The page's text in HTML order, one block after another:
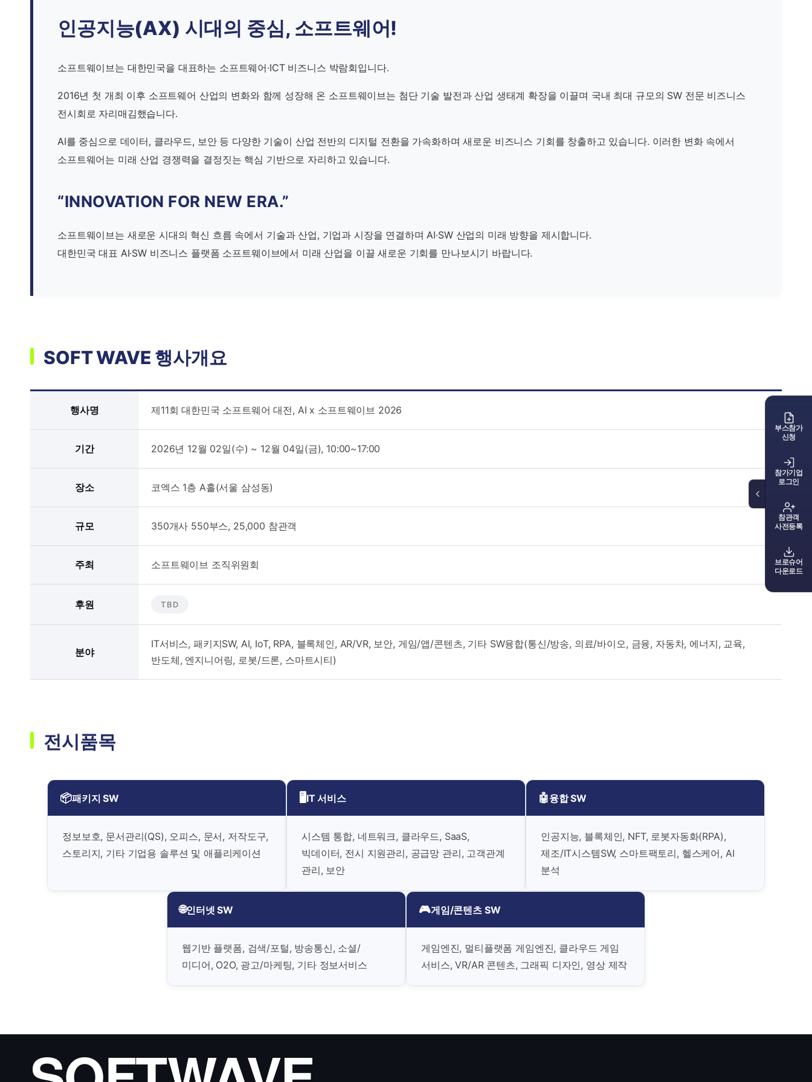
인공지능(AX) 시대의 중심, 소프트웨어!
소프트웨이브는 대한민국을 대표하는 소프트웨어·ICT 비즈니스 박람회입니다.
2016년 첫 개최 이후 소프트웨어 산업의 변화와 함께 성장해 온 소프트웨이브는 첨단 기술 발전과 산업 생태계 확장을 이끌며 국내 최대 규모의 SW 전문 비즈니스
전시회로 자리매김했습니다.
AI를 중심으로 데이터, 클라우드, 보안 등 다양한 기술이 산업 전반의 디지털 전환을 가속화하며 새로운 비즈니스 기회를 창출하고 있습니다. 이러한 변화 속에서
소프트웨어는 미래 산업 경쟁력을 결정짓는 핵심 기반으로 자리하고 있습니다.
“INNOVATION FOR NEW ERA.”
소프트웨이브는 새로운 시대의 혁신 흐름 속에서 기술과 산업, 기업과 시장을 연결하며 AI·SW 산업의 미래 방향을 제시합니다.
대한민국 대표 AI·SW 비즈니스 플랫폼 소프트웨이브에서 미래 산업을 이끌 새로운 기회를 만나보시기 바랍니다.
SOFT WAVE 행사개요
행사명 제11회 대한민국 소프트웨어 대전, AI x 소프트웨이브 2026
기간 2026년 12월 02일(수) ~ 12월 04일(금), 10:00~17:00
장소 코엑스 1층 A홀(서울 삼성동)
규모 350개사 550부스, 25,000 참관객
주최 소프트웨이브 조직위원회
후원 TBD
분야
IT서비스, 패키지SW, AI, IoT, RPA, 블록체인, AR/VR, 보안, 게임/앱/콘텐츠, 기타 SW융합(통신/방송, 의료/바이오, 금융, 자동차, 에너지, 교육,
반도체, 엔지니어링, 로봇/드론, 스마트시티)
전시품목
📦패키지 SW
정보보호, 문서관리(QS), 오피스, 문서, 저작도구,
스토리지, 기타 기업용 솔루션 및 애플리케이션
🖥 IT 서비스
시스템 통합, 네트워크, 클라우드, SaaS,
빅데이터, 전시 지원관리, 공급망 관리, 고객관계
관리, 보안
🤖융합 SW
인공지능, 블록체인, NFT, 로봇자동화(RPA),
제조/IT시스템SW, 스마트팩토리, 헬스케어, AI
분석
🌐인터넷 SW
웹기반 플랫폼, 검색/포털, 방송통신, 소셜/
미디어, O2O, 광고/마케팅, 기타 정보서비스
🎮게임/콘텐츠 SW
게임엔진, 멀티플랫폼 게임엔진, 클라우드 게임
서비스, VR/AR 콘텐츠, 그래픽 디자인, 영상 제작
부스참가
신청
참가기업
로그인
참관객
사전등록
브로슈어
다운로드